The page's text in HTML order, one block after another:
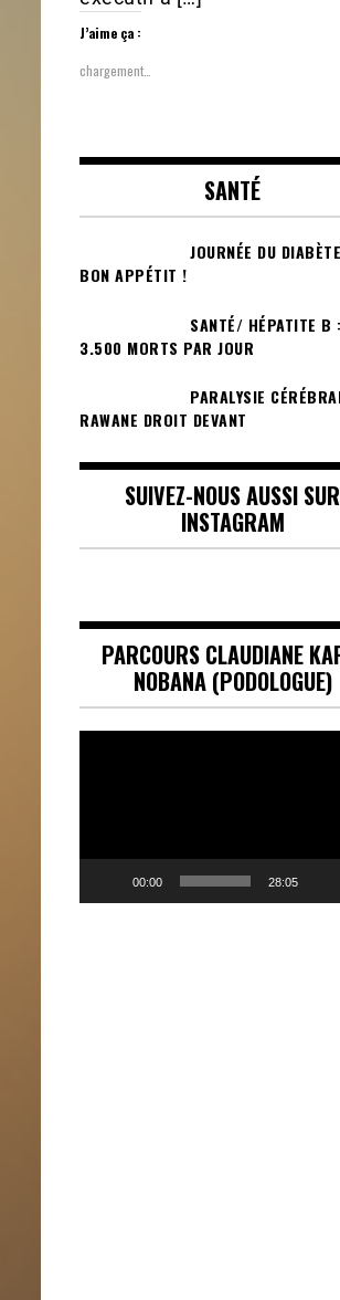
J’aime ça :
chargement…
SANTÉ
JOURNÉE DU
BON APPÉTIT !
SANTÉ/ HÉPATITE B :
3.500 MORTS PAR JOUR
PARALYSIE
RAWANE DROIT DEVANT
SUIVEZ-NOUS AUSSI SUR
INSTAGRAM
PARCOURS CLAUDIANE
NOBANA (PODOLOGUE)
00:00 28:05